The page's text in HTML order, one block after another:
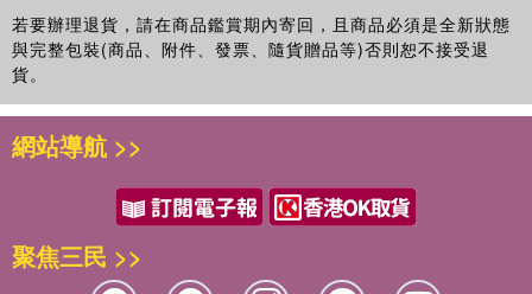
若要辦理退貨，請在商品鑑賞期內寄回，且商品必須是全新狀態
與完整包裝(商品、附件、發票、隨貨贈品等)否則恕不接受退
貨。
網站導航 >>
聚焦三民 >>